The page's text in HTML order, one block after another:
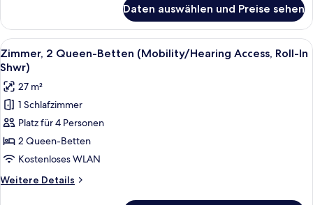
1 King-
Bett,
Stadtblick
(Hearing
Accessible)
Daten auswählen und Preise sehen
Alle
Fotos
für
Zimmer,
2 Queen-
Betten
(Mobility/Hearing
Access,
Roll-
In
Ein Hotelzimmer mit zwei Betten,
7
Zimmer, 2 Queen-Betten (Mobility/Hearing Access, Roll-In
Shwr)
27 m²
1 Schlafzimmer
Platz für 4 Personen
2 Queen-Betten
Kostenloses WLAN
Weitere Details
Weitere